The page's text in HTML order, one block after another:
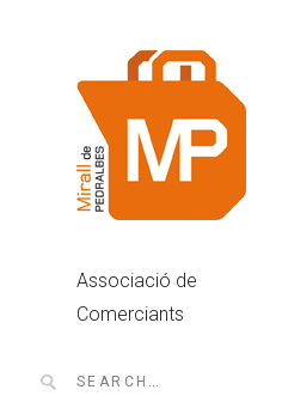
Associació de
Comerciants